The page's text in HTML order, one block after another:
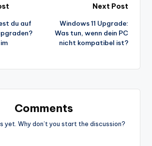
du auf
Next Post
Windows 11 Upgrade:
Was tun, wenn dein PC
nicht kompatibel ist?
Comments
yet. Why don’t you start the discussion?